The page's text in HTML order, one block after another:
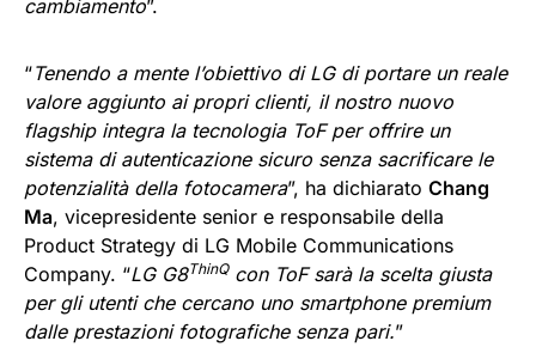
cambiamento”.
“Tenendo a mente l’obiettivo di LG di portare un reale
valore aggiunto ai propri clienti, il nostro nuovo
flagship integra la tecnologia ToF per offrire un
sistema di autenticazione sicuro senza sacrificare le
potenzialità della fotocamera”, ha dichiarato Chang
Ma, vicepresidente senior e responsabile della
Product Strategy di LG Mobile Communications
Company. “LG G8ThinQcon ToF sarà la scelta giusta
per gli utenti che cercano uno smartphone premium
dalle prestazioni fotografiche senza pari.”